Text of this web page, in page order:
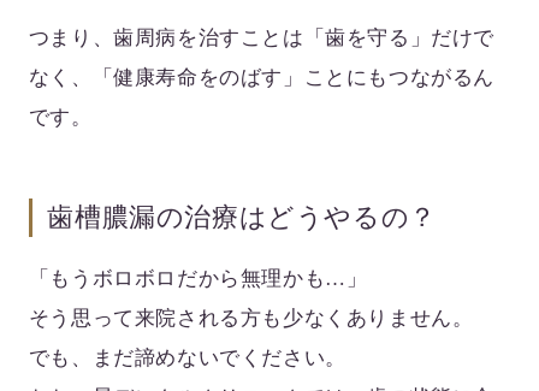
つまり、歯周病を治すことは「歯を守る」だけで
なく、「健康寿命をのばす」ことにもつながるん
です。
歯槽膿漏の治療はどうやるの？
「もうボロボロだから無理かも…」
そう思って来院される方も少なくありません。
でも、まだ諦めないでください。